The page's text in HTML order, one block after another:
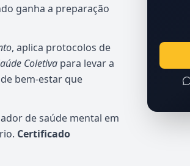
ganha a preparação
, aplica protocolos de
Coletiva para levar a
bem-estar que
de saúde mental em
Certificado